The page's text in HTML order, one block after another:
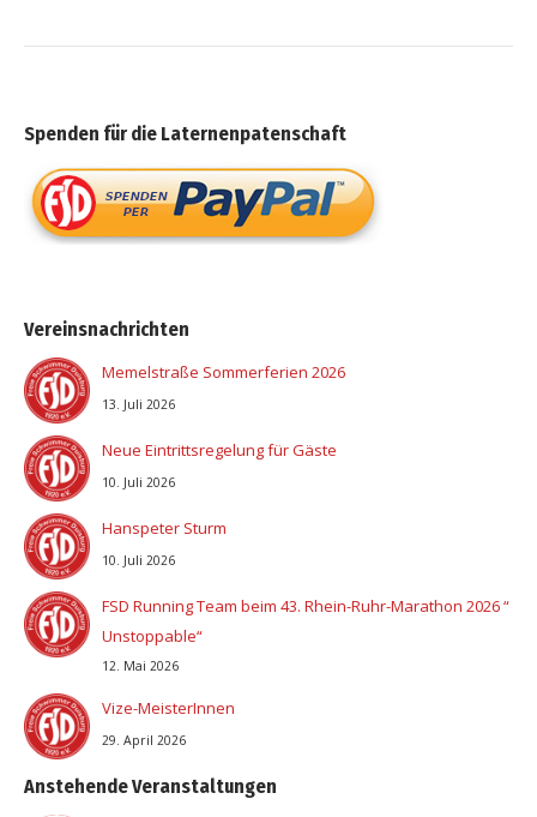
Spenden für die Laternenpatenschaft
Vereinsnachrichten
Memelstraße Sommerferien 2026
13. Juli 2026
Neue Eintrittsregelung für Gäste
10. Juli 2026
Hanspeter Sturm
10. Juli 2026
FSD Running Team beim 43. Rhein-Ruhr-Marathon 2026 “
Unstoppable“
12. Mai 2026
Vize-MeisterInnen
29. April 2026
Anstehende Veranstaltungen